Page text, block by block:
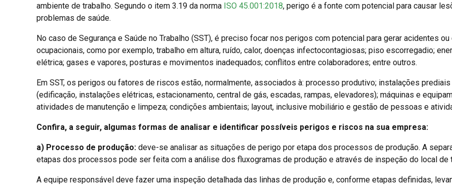
ambiente de trabalho. Segundo o item 3.19 da norma ISO 45.001:2018, perigo é a fonte com potencial para causar
problemas de saúde.
No caso de Segurança e Saúde no Trabalho (SST), é preciso focar nos perigos com potencial para gerar acidentes ou
ocupacionais, como por exemplo, trabalho em altura, ruído, calor, doenças infectocontagiosas; piso escorregadio;
elétrica; gases e vapores, posturas e movimentos inadequados; conflitos entre colaboradores; entre outros.
Em SST, os perigos ou fatores de riscos estão, normalmente, associados à: processo produtivo; instalações prediais
(edificação, instalações elétricas, estacionamento, central de gás, escadas, rampas, elevadores); máquinas e
atividades de manutenção e limpeza; condições ambientais; layout, inclusive mobiliário e gestão de pessoas e
Confira, a seguir, algumas formas de analisar e identificar possíveis perigos e riscos na sua empresa:
a) Processo de produção: deve-se analisar as situações de perigo por etapa dos processos de produção. A
etapas dos processos pode ser feita com a análise dos fluxogramas de produção e através de inspeção do local de
A equipe responsável deve fazer uma inspeção detalhada das linhas de produção e, conforme etapas definidas,